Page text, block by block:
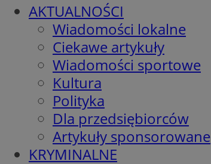
AKTUALNOŚCI
Wiadomości lokalne
Ciekawe artykuły
Wiadomości sportowe
Kultura
Polityka
Dla przedsiębiorców
Artykuły sponsorowane
KRYMINALNE